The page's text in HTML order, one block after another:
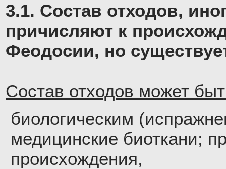
3.1. Состав отходов,
причисляют к
Феодосии, но
Состав отходов может
биологическим
медицинские биоткани;
происхождения,